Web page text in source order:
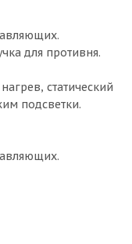
для противня.
статический
подсветки.